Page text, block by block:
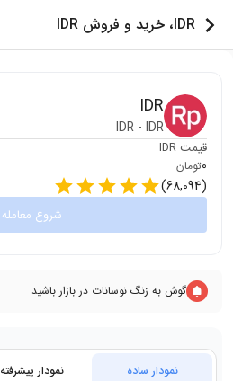
IDR، خرید و فروش IDR
IDR
IDR - IDR
قیمت IDR
0تومان
(
68,094
)
شروع معامله
گوش به زنگ نوسانات در بازار باشید
نمودار ساده نمودار پیشرفته